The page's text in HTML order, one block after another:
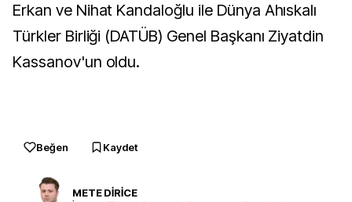
Erkan ve Nihat Kandaloğlu ile Dünya Ahıskalı
Türkler Birliği (DATÜB) Genel Başkanı Ziyatdin
Kassanov'un oldu.
Beğen Kaydet
METE DİRİCE